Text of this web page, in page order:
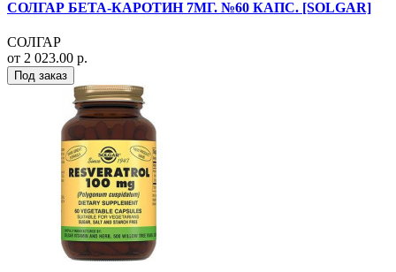
СОЛГАР БЕТА-КАРОТИН 7МГ. №60 КАПС. [SOLGAR]
СОЛГАР
от 2 023.00 р.
Под заказ